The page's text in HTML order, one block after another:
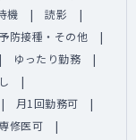
機
読影
予防接種・その他
ゆったり勤務
月1回勤務可
修医可